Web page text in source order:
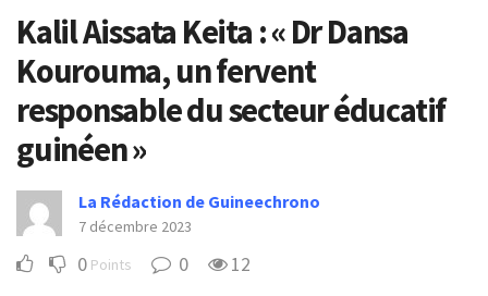
Kalil Aissata Keita : « Dr Dansa
Kourouma, un fervent
responsable du secteur éducatif
guinéen »
La Rédaction de Guineechrono
7 décembre 2023
0 Points 0 12